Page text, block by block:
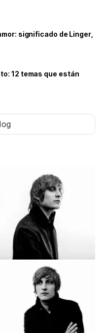
significado de Linger,
12 temas que están